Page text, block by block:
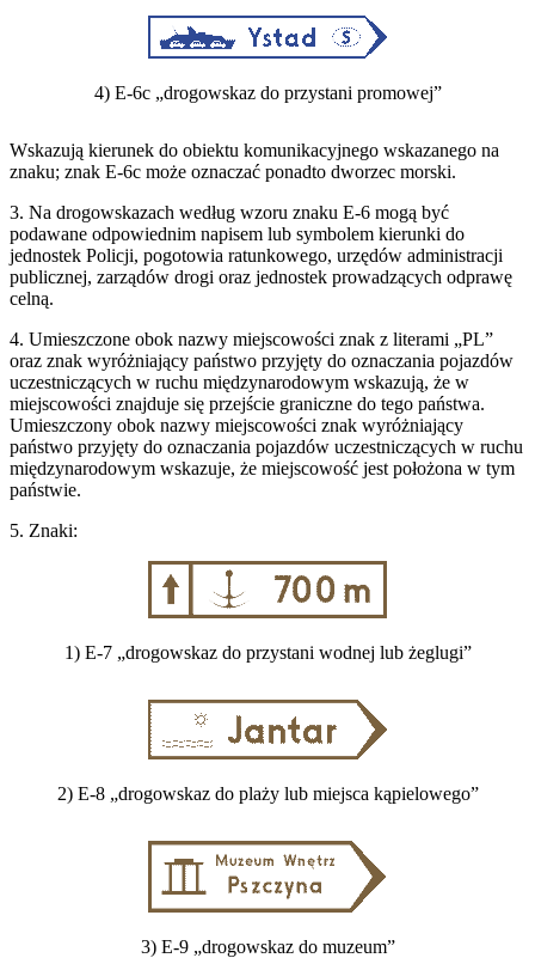
4) E-6c „drogowskaz do przystani promowej”
Wskazują kierunek do obiektu komunikacyjnego wskazanego na
znaku; znak E-6c może oznaczać ponadto dworzec morski.
3. Na drogowskazach według wzoru znaku E-6 mogą być
podawane odpowiednim napisem lub symbolem kierunki do
jednostek Policji, pogotowia ratunkowego, urzędów administracji
publicznej, zarządów drogi oraz jednostek prowadzących odprawę
celną.
4. Umieszczone obok nazwy miejscowości znak z literami „PL”
oraz znak wyróżniający państwo przyjęty do oznaczania pojazdów
uczestniczących w ruchu międzynarodowym wskazują, że w
miejscowości znajduje się przejście graniczne do tego państwa.
Umieszczony obok nazwy miejscowości znak wyróżniający
państwo przyjęty do oznaczania pojazdów uczestniczących w ruchu
międzynarodowym wskazuje, że miejscowość jest położona w tym
państwie.
5. Znaki:
1) E-7 „drogowskaz do przystani wodnej lub żeglugi”
2) E-8 „drogowskaz do plaży lub miejsca kąpielowego”
3) E-9 „drogowskaz do muzeum”